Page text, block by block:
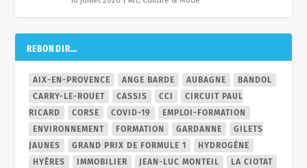
REBONDIR…
AIX-EN-PROVENCE ANGE BARDE AUBAGNE
BANDOL
CARRY-LE-ROUET
CASSIS CCI
CIRCUIT PAUL
RICARD
CORSE COVID-19
EMPLOI-FORMATION
ENVIRONNEMENT
FORMATION GARDANNE
GILETS
JAUNES
GRAND PRIX DE FORMULE 1
HYDROGÈNE
HYÈRES
IMMOBILIER JEAN-LUC MONTEIL
LA CIOTAT